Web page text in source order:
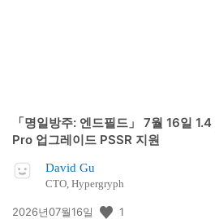
「명일방주: 엔드필드」 7월 16일
Pro 업그레이드 PSSR 지원
David Gu
CTO, Hypergryph
공
2026년07월16일 1